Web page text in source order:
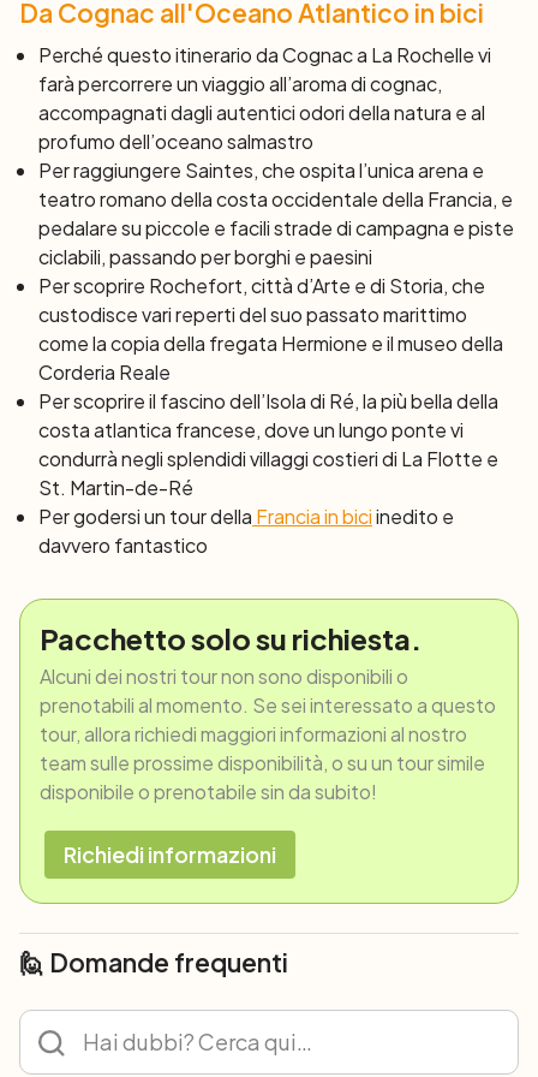
con belle spiagge e ristoranti per un pranzetto
all’aperto.
Giorno 8: La Rochelle
Dopo colazione, termine dei servizi e partenza
individuale o prolungamento del viaggio.
Da Cognac all'Oceano Atlantico in bici
Perché questo itinerario da Cognac a La Rochelle vi
farà percorrere un viaggio all’aroma di cognac,
accompagnati dagli autentici odori della natura e al
profumo dell’oceano salmastro
Per raggiungere Saintes, che ospita l’unica arena e
teatro romano della costa occidentale della Francia, e
pedalare su piccole e facili strade di campagna e piste
ciclabili, passando per borghi e paesini
Per scoprire Rochefort, città d’Arte e di Storia, che
custodisce vari reperti del suo passato marittimo
come la copia della fregata Hermione e il museo della
Corderia Reale
Per scoprire il fascino dell’Isola di Ré, la più bella della
costa atlantica francese, dove un lungo ponte vi
condurrà negli splendidi villaggi costieri di La Flotte e
St. Martin-de-Ré
Per godersi un tour della Francia in biciinedito e
davvero fantastico
Pacchetto solo su richiesta.
Alcuni dei nostri tour non sono disponibili o
prenotabili al momento. Se sei interessato a questo
tour, allora richiedi maggiori informazioni al nostro
team sulle prossime disponibilità, o su un tour simile
disponibile o prenotabile sin da subito!
Richiedi informazioni
🙋 Domande frequenti